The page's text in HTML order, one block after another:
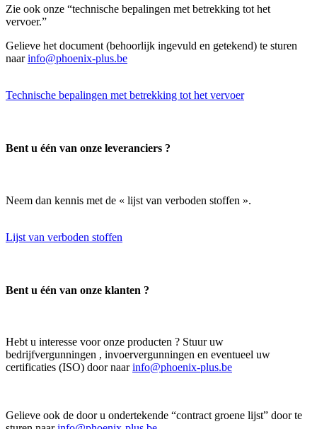
Zie ook onze “technische bepalingen met betrekking tot het
vervoer.”
Gelieve het document (behoorlijk ingevuld en getekend) te sturen
naarinfo@phoenix-plus.be
Technische bepalingen met betrekking tot het vervoer
Bent u één van onze leveranciers ?
Neem dan kennis met de « lijst van verboden stoffen ».
Lijst van verboden stoffen
Bent u één van onze klanten ?
Hebt u interesse voor onze producten ? Stuur uw
bedrijfvergunningen , invoervergunningen en eventueel uw
certificaties (ISO) door naarinfo@phoenix-plus.be
Gelieve ook de door u ondertekende “contract groene lijst” door te